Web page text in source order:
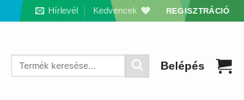
Hírlevél Kedvencek REGISZTRÁCIÓ
Keresés
Belépés